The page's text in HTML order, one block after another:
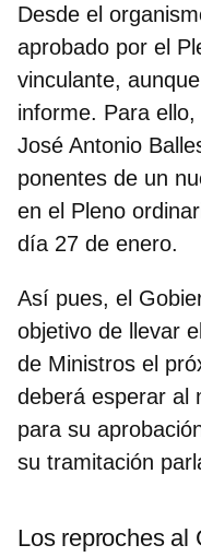
Desde el
aprobado por el
vinculante,
informe. Para
José Antonio
ponentes de un
en el Pleno
día 27 de enero.
Así pues, el
objetivo de llevar
de Ministros el
deberá esperar al
para su
su tramitación
Los reproches al